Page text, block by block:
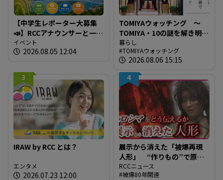
【中学生レポーター大募集
📣】RCCアナウンサーと一緒
に「広島の食」の現場を取
材しよう！
イベント
2026.08.05 12:04
TOMIYAウォッチング ～
TOMIYA・10の謎を解き明か
す～ 謎03 「なぜTOMIYAは
約1世紀も宝飾・時計業界で
生き抜いてこられたの
か？」
暮らし
TOMIYAウォッチング
2026.08.06 15:15
3
IRAW by RCC とは？
エンタメ
2026.07.23 12:00
4
展示から消えた「被爆再現
人形」 “作りもの”で原爆
を伝えるとは 現代アート
作家が調査研究 人形の持
RCCニュース
被爆80年関連